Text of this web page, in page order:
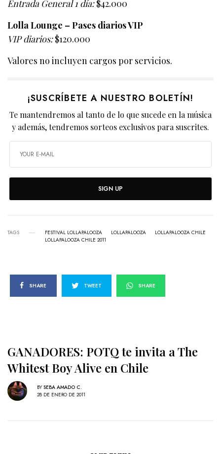
Entrada General 1 día:$42.000
Lolla Lounge – Pases diarios VIP
VIP diarios:$120.000
Valores no incluyen cargos por servicios.
¡SUSCRÍBETE A NUESTRO BOLETÍN!
Te mantendremos al tanto de lo que sucede en la música
y además, tendremos sorteos exclusivos para suscrites.
SIGN UP
TAGS FESTIVAL LOLLAPALOOZA LOLLAPALOOZA
LOLLAPALOOZA CHILE
LOLLAPALOOZA CHILE 2011
SHARE TWEET SHARE
GANADORES: POTQ te invita a The
Whitest Boy Alive en Chile
BY SEBA AMADO C.
28 DE ENERO DE 2011